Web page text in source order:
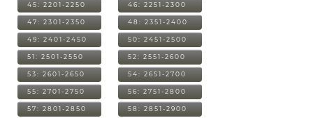
45: 2201-2250 46: 2251-2300
47: 2301-2350 48: 2351-2400
49: 2401-2450 50: 2451-2500
51: 2501-2550 52: 2551-2600
53: 2601-2650 54: 2651-2700
55: 2701-2750 56: 2751-2800
57: 2801-2850 58: 2851-2900